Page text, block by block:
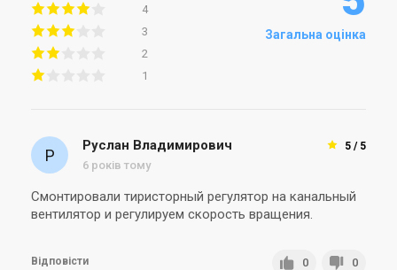
4
3
2
1
Загальна оцінка
5 / 5
Руслан Владимирович
6 років тому
Смонтировали тиристорный регулятор на канальный
вентилятор и регулируем скорость вращения.
Відповісти 0 0